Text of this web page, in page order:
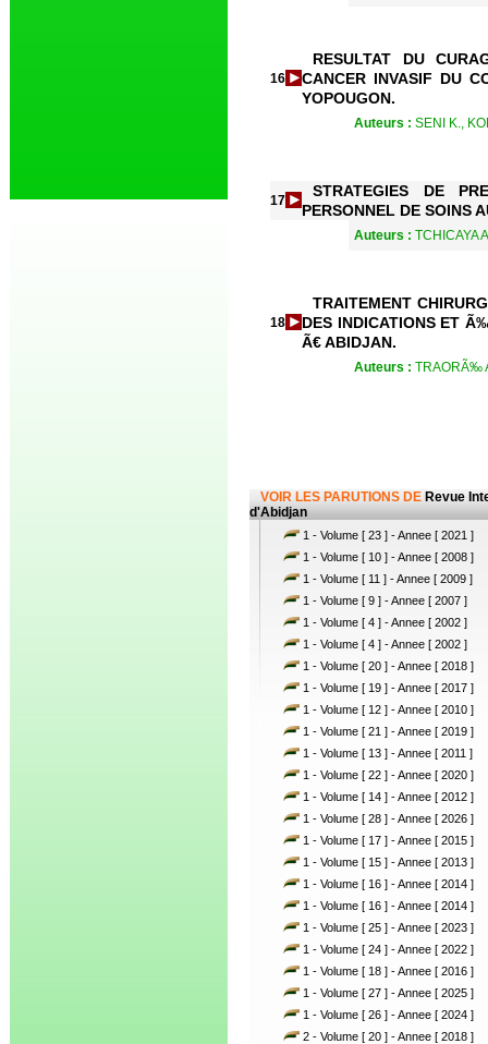
16
RESULTAT DU
CANCER INVASIF DU
YOPOUGON.
Auteurs : SENI K.,
17
STRATEGIES DE
PERSONNEL DE SOINS
Auteurs : TCHICAYA
18
TRAITEMENT
DES INDICATIONS ET
Ã€ ABIDJAN.
Auteurs : TRAORÃ‰
VOIR LES PARUTIONS DE Revue
d'Abidjan
1 - Volume [ 23 ] - Annee [ 2021 ]
1 - Volume [ 10 ] - Annee [ 2008 ]
1 - Volume [ 11 ] - Annee [ 2009 ]
1 - Volume [ 9 ] - Annee [ 2007 ]
1 - Volume [ 4 ] - Annee [ 2002 ]
1 - Volume [ 4 ] - Annee [ 2002 ]
1 - Volume [ 20 ] - Annee [ 2018 ]
1 - Volume [ 19 ] - Annee [ 2017 ]
1 - Volume [ 12 ] - Annee [ 2010 ]
1 - Volume [ 21 ] - Annee [ 2019 ]
1 - Volume [ 13 ] - Annee [ 2011 ]
1 - Volume [ 22 ] - Annee [ 2020 ]
1 - Volume [ 14 ] - Annee [ 2012 ]
1 - Volume [ 28 ] - Annee [ 2026 ]
1 - Volume [ 17 ] - Annee [ 2015 ]
1 - Volume [ 15 ] - Annee [ 2013 ]
1 - Volume [ 16 ] - Annee [ 2014 ]
1 - Volume [ 16 ] - Annee [ 2014 ]
1 - Volume [ 25 ] - Annee [ 2023 ]
1 - Volume [ 24 ] - Annee [ 2022 ]
1 - Volume [ 18 ] - Annee [ 2016 ]
1 - Volume [ 27 ] - Annee [ 2025 ]
1 - Volume [ 26 ] - Annee [ 2024 ]
2 - Volume [ 20 ] - Annee [ 2018 ]